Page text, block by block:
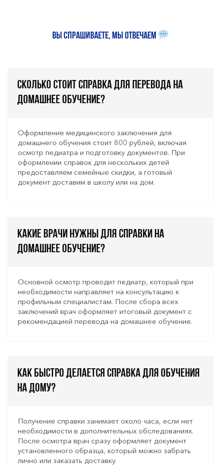
Вы спрашиваете, мы отвечаем
Сколько стоит справка для перевода на
домашнее обучение?
Оформление медицинского заключения для
домашнего обучения стоит 800 рублей, включая
осмотр педиатра и подготовку документов. При
оформлении справок для нескольких детей
предоставляем семейные скидки, а готовый
документ доставим в школу или на дом.
Какие врачи нужны для справки на
домашнее обучение?
Основной осмотр проводит педиатр, который при
необходимости направляет на консультацию к
профильным специалистам. После сбора всех
заключений врач оформляет итоговый документ с
рекомендацией перевода на домашнее обучение.
Как быстро делается справка для обучения
на дому?
Получение справки занимает около часа, если нет
необходимости в дополнительных обследованиях.
После осмотра врач сразу оформляет документ
установленного образца, который можно забрать
лично или заказать доставку.